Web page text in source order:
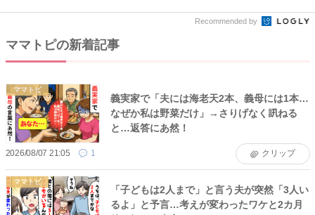
Recommended by
ママトピの新着記事
ママトピ
義実家で「夫には海老天2本、義母には1本…
なぜか私は野菜だけ」→さりげなく訊ねる
と…返答にあ然！
2026/08/07 21:05 1 クリップ
ママトピ
「子どもは2人まで」と言う夫が突然「3人い
るよ」と予言…考えが変わったワケと2カ月